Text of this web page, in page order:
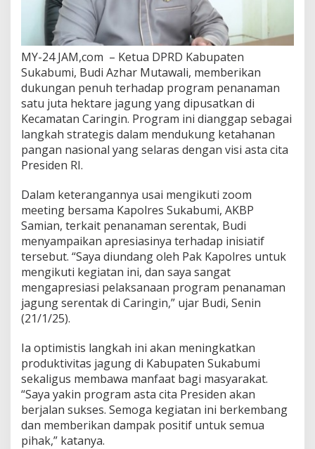
a
H
e
k
t
a
r
J
a
g
u
a
p
a
t
D
u
k
u
n
K
e
t
u
a
D
P
MY-24 JAM,com – Ketua DPRD Kabupaten
Sukabumi, Budi Azhar Mutawali, memberikan
dukungan penuh terhadap program penanaman
satu juta hektare jagung yang dipusatkan di
Kecamatan Caringin. Program ini dianggap sebagai
langkah strategis dalam mendukung ketahanan
pangan nasional yang selaras dengan visi asta cita
Presiden RI.
Dalam keterangannya usai mengikuti zoom
meeting bersama Kapolres Sukabumi, AKBP
Samian, terkait penanaman serentak, Budi
menyampaikan apresiasinya terhadap inisiatif
tersebut. “Saya diundang oleh Pak Kapolres untuk
mengikuti kegiatan ini, dan saya sangat
mengapresiasi pelaksanaan program penanaman
jagung serentak di Caringin,” ujar Budi, Senin
(21/1/25).
Ia optimistis langkah ini akan meningkatkan
produktivitas jagung di Kabupaten Sukabumi
sekaligus membawa manfaat bagi masyarakat.
“Saya yakin program asta cita Presiden akan
berjalan sukses. Semoga kegiatan ini berkembang
dan memberikan dampak positif untuk semua
pihak,” katanya.